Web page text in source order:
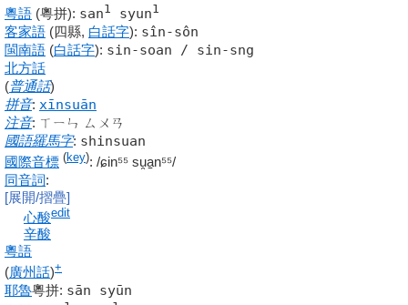
粵語 (粵拼): san1 syun1
客家語 (四縣, 白話字): sîn-sôn
閩南語 (白話字): sin-soan / sin-sng
北方話
(普通話)
拼音: xīnsuān
注音: ㄒㄧㄣ ㄙㄨㄢ
國語羅馬字: shinsuan
國際音標 (key): /ɕin⁵⁵ su̯a̠n⁵⁵/
同音詞:
[展開/摺疊]
edit
心酸
辛酸
粵語
(廣州話)+
耶魯粵拼: sān syūn